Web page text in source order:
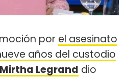
por el asesinato
años del custodio
Mirtha Legrand dio